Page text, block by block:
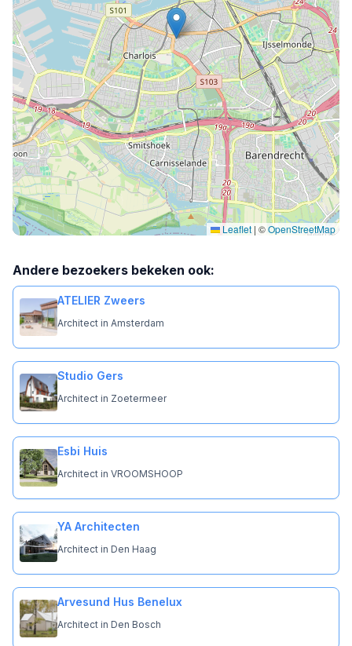
Leaflet | ©OpenStreetMap
Andere bezoekers bekeken ook:
ATELIER Zweers
Architect in Amsterdam
Studio Gers
Architect in Zoetermeer
Esbi Huis
Architect in VROOMSHOOP
YA Architecten
Architect in Den Haag
Arvesund Hus Benelux
Architect in Den Bosch